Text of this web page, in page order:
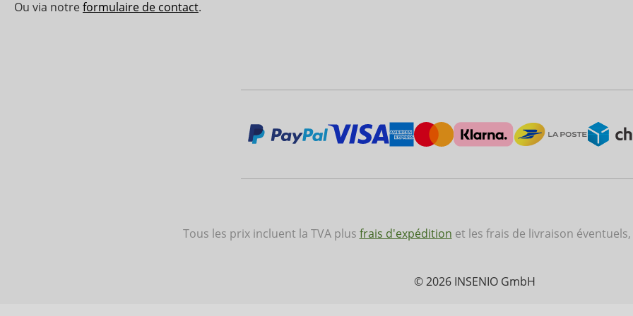
Ou via notre formulaire de contact.
Tous les prix incluent la TVA plus frais d'expédition et les frais de livraison
© 2026 INSENIO GmbH